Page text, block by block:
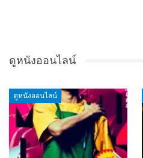
ดูหนังออนไลน์
ดูหนังออนไลน์